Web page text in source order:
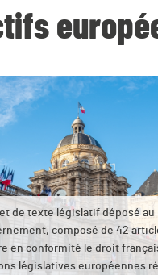
de texte législatif déposé au
composé de 42
en conformité le droit
législatives européennes